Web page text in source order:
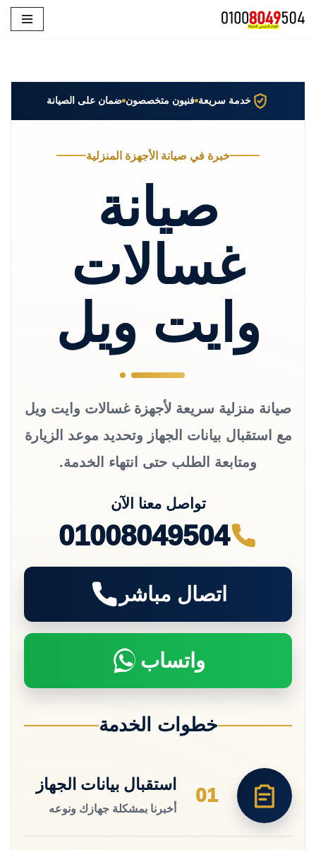
خدمة سريعة فنيون متخصصون ضمان على الصيانة
خبرة في صيانة الأجهزة المنزلية
صيانة
غسالات
وايت ويل
صيانة منزلية سريعة لأجهزة غسالات وايت ويل
مع استقبال بيانات الجهاز وتحديد موعد الزيارة
ومتابعة الطلب حتى انتهاء الخدمة.
تواصل معنا الآن
01008049504
اتصال مباشر
واتساب
خطوات الخدمة
01
استقبال بيانات الجهاز
أخبرنا بمشكلة جهازك ونوعه